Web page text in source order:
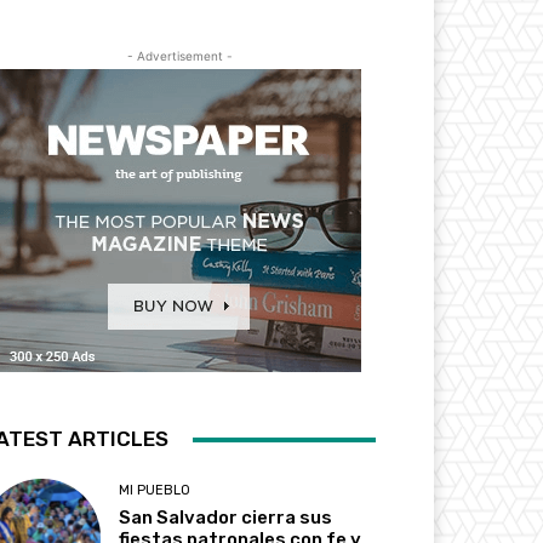
- Advertisement -
ARTICLES
MI PUEBLO
San Salvador cierra sus